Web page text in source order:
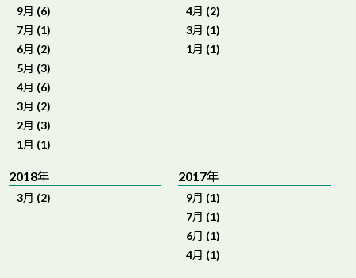
9月 (6)
7月 (1)
6月 (2)
5月 (3)
4月 (6)
3月 (2)
2月 (3)
1月 (1)
4月 (2)
3月 (1)
1月 (1)
2018年
3月 (2)
2017年
9月 (1)
7月 (1)
6月 (1)
4月 (1)